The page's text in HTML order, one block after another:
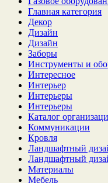
Главная категория
Декор
Дизайн
Дизайн
Заборы
Инструменты и
Интересное
Интерьер
Интерьеры
Интерьеры
Каталог
Коммуникации
Кровля
Ландшафтный
Ландшафтный
Материалы
Мебель